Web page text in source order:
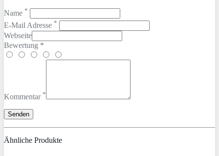
Name *
E-Mail Adresse *
Webseite
Bewertung *
Kommentar *
Ähnliche Produkte